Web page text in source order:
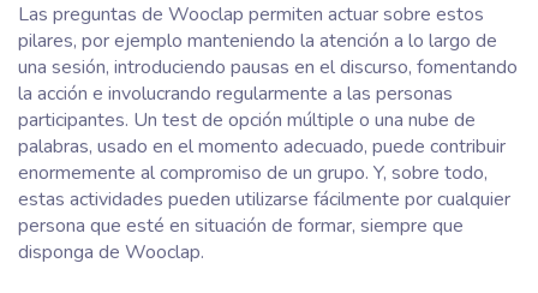
Las preguntas de Wooclap permiten actuar sobre estos
pilares, por ejemplo manteniendo la atención a lo largo de
una sesión, introduciendo pausas en el discurso, fomentando
la acción e involucrando regularmente a las personas
participantes. Un test de opción múltiple o una nube de
palabras, usado en el momento adecuado, puede contribuir
enormemente al compromiso de un grupo. Y, sobre todo,
estas actividades pueden utilizarse fácilmente por cualquier
persona que esté en situación de formar, siempre que
disponga de Wooclap.